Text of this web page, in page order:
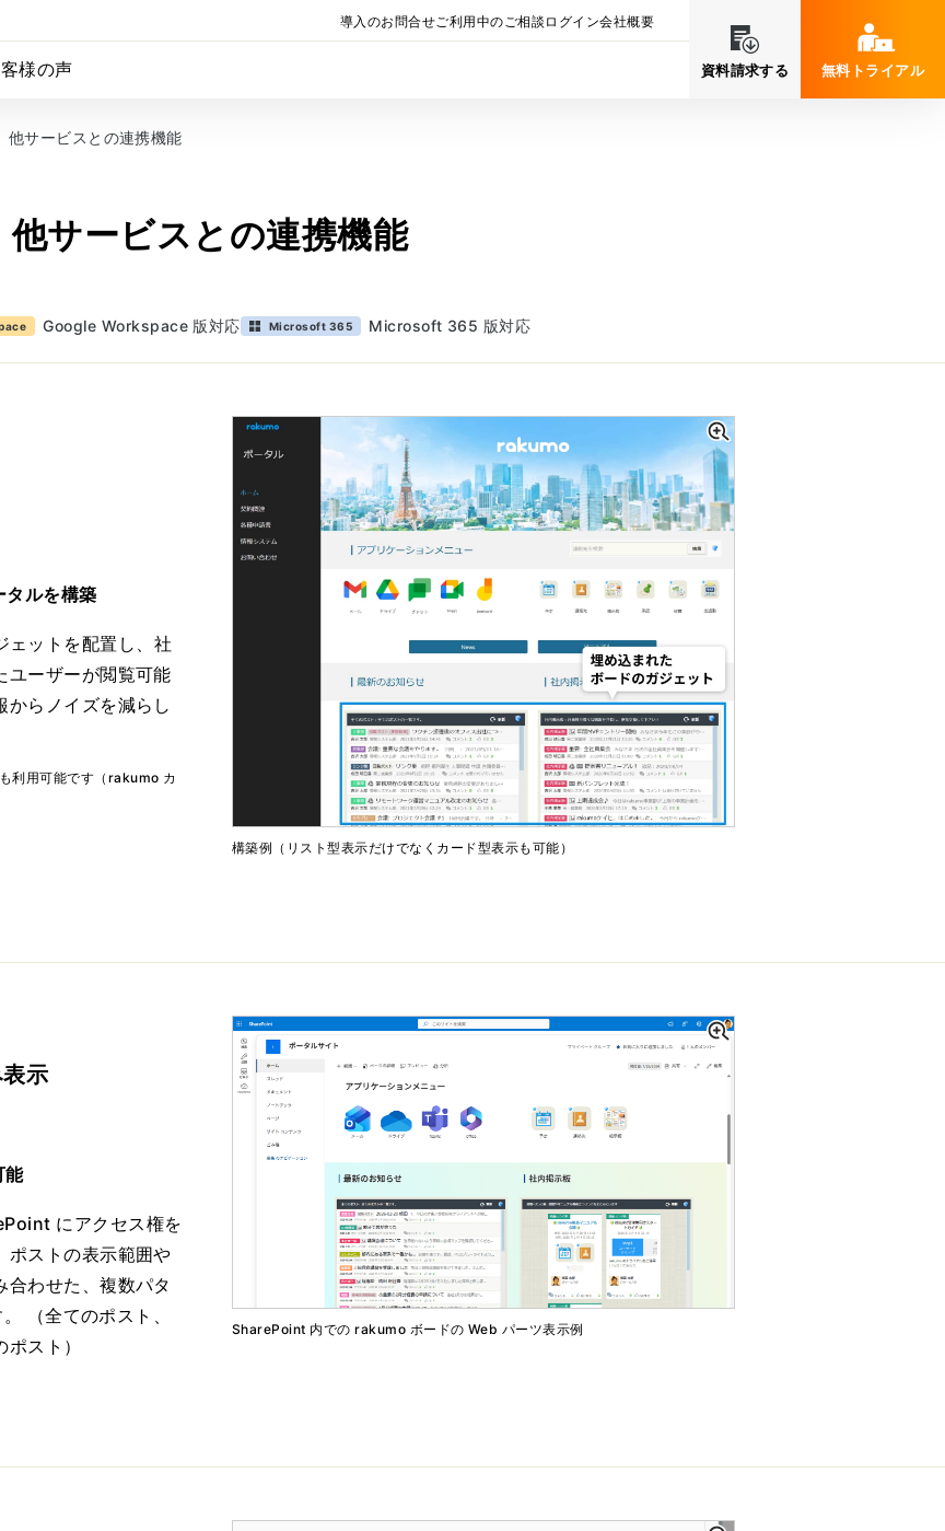
様の声
導入のお問合せご利用中のご相談 ログイン会社概要
資料請求する 無料トライアル
他サービスとの連携機能
他サービスとの連携機能
Google Workspace 版対応 Microsoft 365 Microsoft 365 版対応
ルを構築
ットを配置し、社
ユーザーが閲覧可能
からノイズを減らし
利用可能です（rakumo カ
構築例（リスト型表示だけでなくカード型表示も可能）
示
能
にアクセス権を
ポストの表示範囲や
わせた、複数パタ
（全てのポスト、
スト）
SharePoint 内での rakumo ボードの Web パーツ表示例